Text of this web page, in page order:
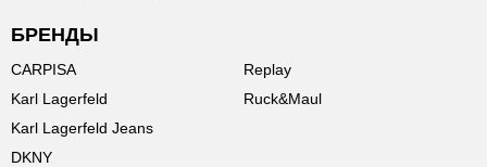
БРЕНДЫ
CARPISA
Karl Lagerfeld
Karl Lagerfeld Jeans
DKNY
Replay
Ruck&Maul